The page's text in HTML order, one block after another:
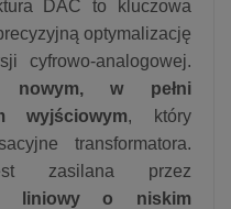
DAC to kluczowa
optymalizację
cyfrowo-analogowej.
nowym, w pełni
wyjściowym, który
transformatora.
zasilana przez
liniowy o niskim